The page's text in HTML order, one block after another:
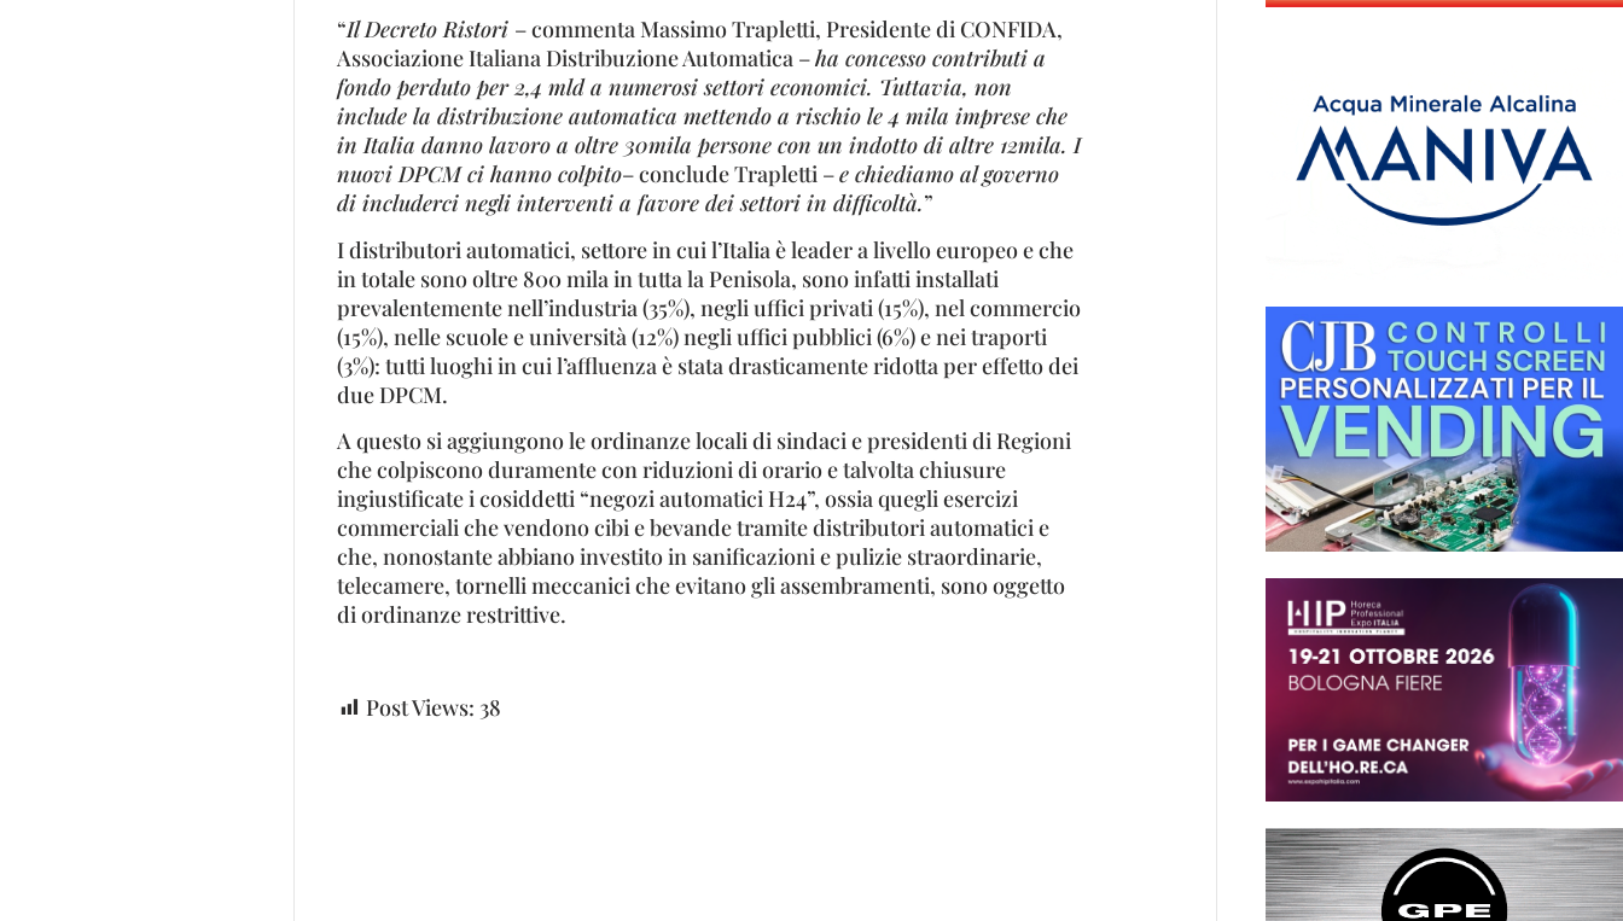
“Il Decreto Ristori – commenta Massimo Trapletti, Presidente di CONFIDA,
Associazione Italiana Distribuzione Automatica –ha concesso contributi a
fondo perduto per 2,4 mld a numerosi settori economici. Tuttavia, non
include la distribuzione automatica mettendo a rischio le 4 mila imprese che
in Italia danno lavoro a oltre 30mila persone con un indotto di altre 12mila. I
nuovi DPCM ci hanno colpito– conclude Trapletti –e chiediamo al governo
di includerci negli interventi a favore dei settori in difficoltà.”
I distributori automatici, settore in cui l’Italia è leader a livello europeo e che
in totale sono oltre 800 mila in tutta la Penisola, sono infatti installati
prevalentemente nell’industria (35%), negli uffici privati (15%), nel commercio
(15%), nelle scuole e università (12%) negli uffici pubblici (6%) e nei traporti
(3%): tutti luoghi in cui l’affluenza è stata drasticamente ridotta per effetto dei
due DPCM.
A questo si aggiungono le ordinanze locali di sindaci e presidenti di Regioni
che colpiscono duramente con riduzioni di orario e talvolta chiusure
ingiustificate i cosiddetti “negozi automatici H24”, ossia quegli esercizi
commerciali che vendono cibi e bevande tramite distributori automatici e
che, nonostante abbiano investito in sanificazioni e pulizie straordinarie,
telecamere, tornelli meccanici che evitano gli assembramenti, sono oggetto
di ordinanze restrittive.
Post Views: 38